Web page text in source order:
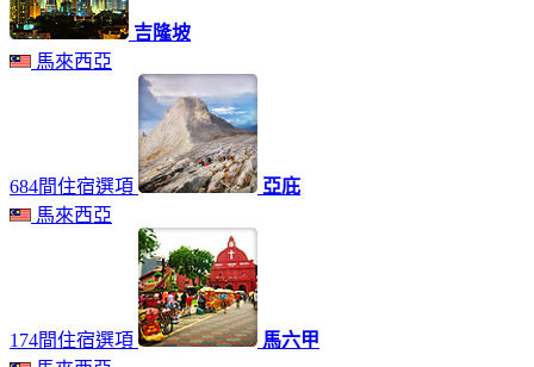
吉隆坡
馬來西亞
684間住宿選項
亞庇
馬來西亞
174間住宿選項
馬六甲